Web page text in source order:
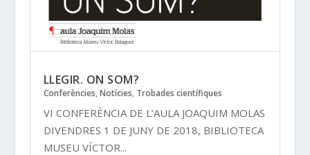
LLEGIR. ON SOM?
Conferències, Notícies, Trobades científiques
VI CONFERÈNCIA DE L’AULA JOAQUIM MOLAS
DIVENDRES 1 DE JUNY DE 2018, BIBLIOTECA
MUSEU VÍCTOR...